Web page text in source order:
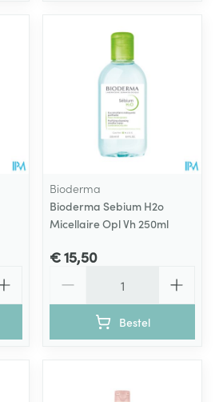
Bioderma
Bioderma Sebium H2o
Micellaire Opl Vh 250ml
€ 15,50
Bestel